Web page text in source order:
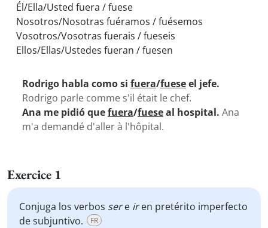
Él/Ella/Usted fuera / fuese
Nosotros/Nosotras fuéramos / fuésemos
Vosotros/Vosotras fuerais / fueseis
Ellos/Ellas/Ustedes fueran / fuesen
Rodrigo habla como si fuera/fueseel jefe.
Rodrigo parle comme s'il était le chef.
Ana me pidió quefuera/fueseal hospital. Ana
m'a demandé d'aller à l'hôpital.
Exercice 1
Conjuga los verbos sere iren pretérito imperfecto
de subjuntivo.
FR